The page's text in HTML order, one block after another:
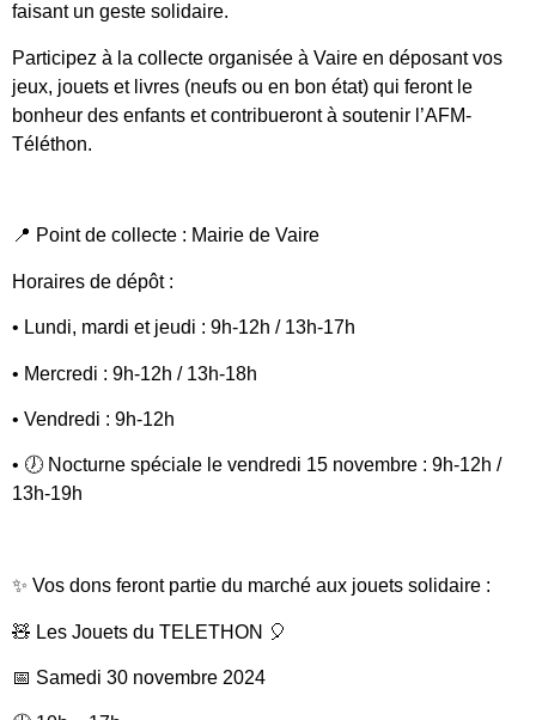
faisant un geste solidaire.
Participez à la collecte organisée à Vaire en déposant vos
jeux, jouets et livres (neufs ou en bon état) qui feront le
bonheur des enfants et contribueront à soutenir l’AFM-
Téléthon.
📍 Point de collecte : Mairie de Vaire
Horaires de dépôt :
• Lundi, mardi et jeudi : 9h-12h / 13h-17h
• Mercredi : 9h-12h / 13h-18h
• Vendredi : 9h-12h
• 🕖 Nocturne spéciale le vendredi 15 novembre : 9h-12h /
13h-19h
✨ Vos dons feront partie du marché aux jouets solidaire :
🧸 Les Jouets du TELETHON 🎈
📅 Samedi 30 novembre 2024